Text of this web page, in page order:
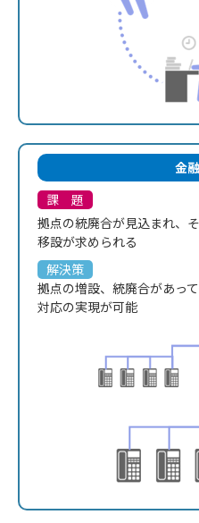
金
課 題
拠点の統廃合が見込まれ、
移設が求められる
解決策
拠点の増設、統廃合があっ
対応の実現が可能